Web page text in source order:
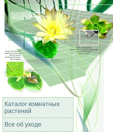
Каталог комнатных
растений
Все об уходе